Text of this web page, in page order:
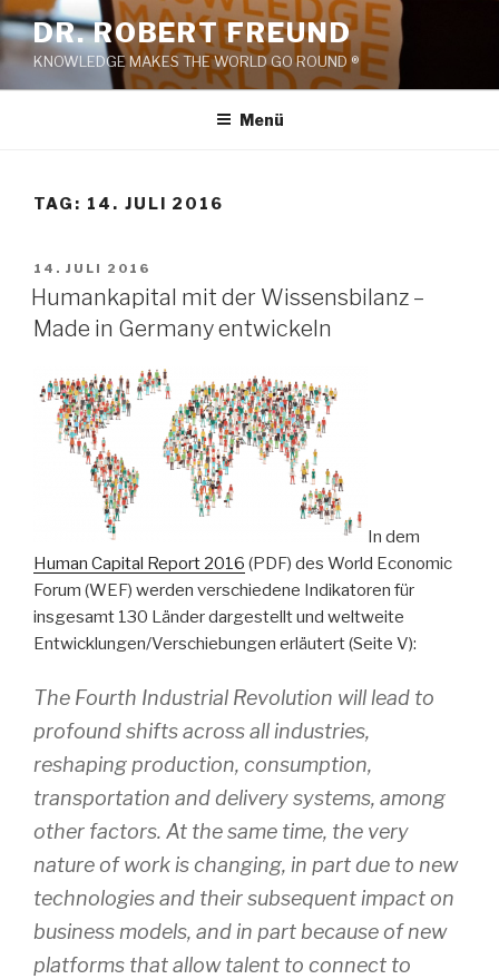
Zum
Inhalt
springen
DR. ROBERT FREUND
KNOWLEDGE MAKES THE WORLD GO ROUND ®
Menü
TAG: 14. JULI 2016
VERÖFFENTLICHT
AM
14. JULI 2016
Humankapital mit der Wissensbilanz –
Made in Germany entwickeln
In dem
Human Capital Report 2016 (PDF) des World Economic
Forum (WEF) werden verschiedene Indikatoren für
insgesamt 130 Länder dargestellt und weltweite
Entwicklungen/Verschiebungen erläutert (Seite V):
The Fourth Industrial Revolution will lead to
profound shifts across all industries,
reshaping production, consumption,
transportation and delivery systems, among
other factors. At the same time, the very
nature of work is changing, in part due to new
technologies and their subsequent impact on
business models, and in part because of new
platforms that allow talent to connect to